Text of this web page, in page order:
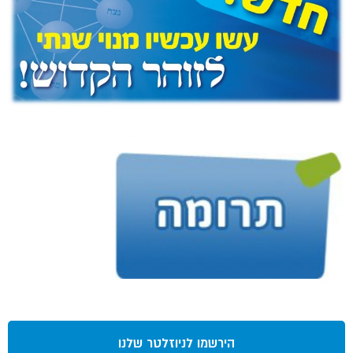
הירשמו לניוזלטר שלנו